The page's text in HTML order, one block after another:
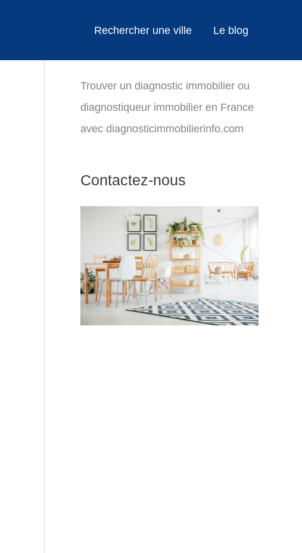
Rechercher une ville Le blog
Trouver un diagnostic immobilier ou
diagnostiqueur immobilier en France
avec diagnosticimmobilierinfo.com
Contactez-nous